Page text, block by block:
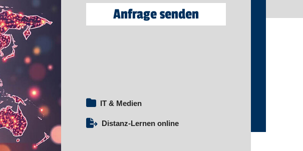
Anfrage senden
IT & Medien
Distanz-Lernen online